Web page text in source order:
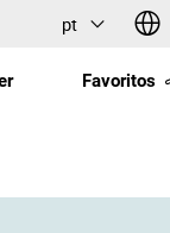
pt
Favoritos